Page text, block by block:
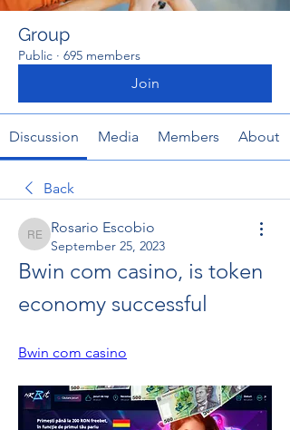
Group
Public · 695 members
Join
Discussion Media Members About
Back
Rosario Escobio
Rosario Escobio
September 25, 2023
Bwin com casino, is token
economy successful
Bwin com casino